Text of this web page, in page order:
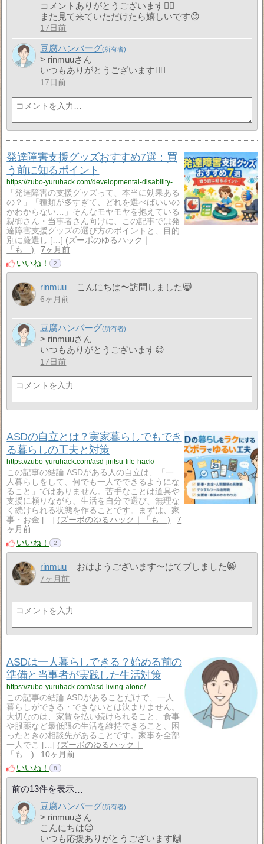
コメントありがとうございます🙇‍♂️
また見て来ていただけたら嬉しいです😊
17日前
豆腐ハンバーグ
> rinmuuさん
いつもありがとうございます🙇‍♂️
17日前
発達障害支援グッズおすすめ7選：買
う前に知るポイント
https://zubo-yuruhack.com/developmental-disability-support-goods/
「発達障害の支援グッズって、本当に効果ある
の？」「種類が多すぎて、どれを選べばいいの
かわからない…」そんなモヤモヤを抱えている
親御さん・当事者さん向けに、この記事では発
達障害支援グッズの選び方のポイントと、目的
別に厳選し […]
ズーボのゆるハック｜
「も…
7ヶ月前
いいね！
2
rinmuu こんにちは〜訪問しました😸
6ヶ月前
豆腐ハンバーグ
> rinmuuさん
いつもありがとうございます😊
17日前
ASDの自立とは？実家暮らしでもでき
る暮らしの工夫と対策
https://zubo-yuruhack.com/asd-jiritsu-life-hack/
この記事の結論 ASDがある人の自立は、「一
人暮らしをして、何でも一人でできるようにな
ること」ではありません。苦手なことは道具や
支援に頼りながら、生活を自分で選び、無理な
く続けられる状態を作ることです。まずは、家
事・お金 […]
ズーボのゆるハック｜「も…
7
ヶ月前
いいね！
2
rinmuu おはようございます〜はてブしました😸
7ヶ月前
ASDは一人暮らしできる？始める前の
準備と当事者が実践した生活対策
https://zubo-yuruhack.com/asd-living-alone/
この記事の結論 ASDがあることだけで、一人
暮らしができる・できないとは決まりません。
大切なのは、家賃を払い続けられること、食事
や服薬など最低限の生活を維持できること、困
ったときの相談先があることです。家事を全部
一人でこ […]
ズーボのゆるハック｜
「も…
10ヶ月前
いいね！
8
前の13件を表示
豆腐ハンバーグ
> rinmuuさん
こんにちは😊
いつも応援ありがとうございます🙌